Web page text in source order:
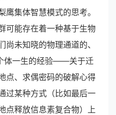
集体智慧模式的思考。
可能存在着一种基于生物
未知晓的物理通道的、
体一生的经验——关于迁
点、求偶密码的破解心得
某种方式（比如最后一
点释放信息素复合物）上